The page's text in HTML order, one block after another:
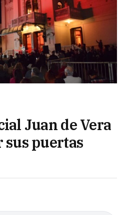
Juan de Vera
puertas